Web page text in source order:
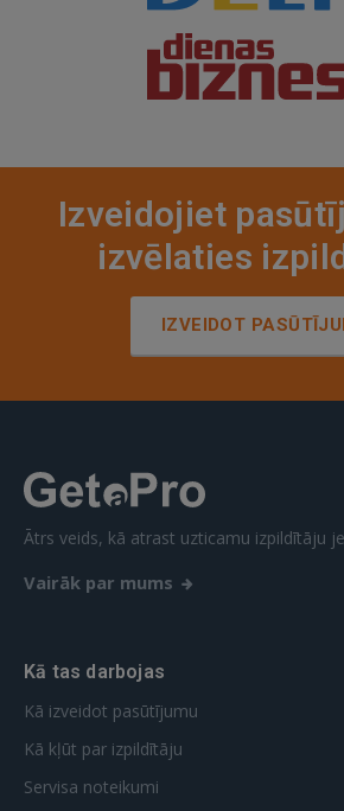
Izveidojiet
izvēlaties
IZVEIDOT
Ātrs veids, kā atrast uzticamu izpildītāju
Vairāk par mums
Kā tas darbojas
Kā izveidot pasūtījumu
Kā kļūt par izpildītāju
Servisa noteikumi